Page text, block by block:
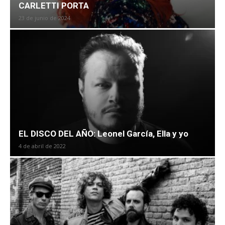
CARLETTI PORTA
23 de junio de 2024
EL DISCO DEL AÑO: Leonel García, Ella y yo
4 de abril de 2022